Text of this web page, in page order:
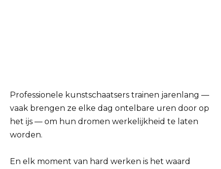
Professionele kunstschaatsers trainen jarenlang —
vaak brengen ze elke dag ontelbare uren door op
het ijs — om hun dromen werkelijkheid te laten
worden.
En elk moment van hard werken is het waard